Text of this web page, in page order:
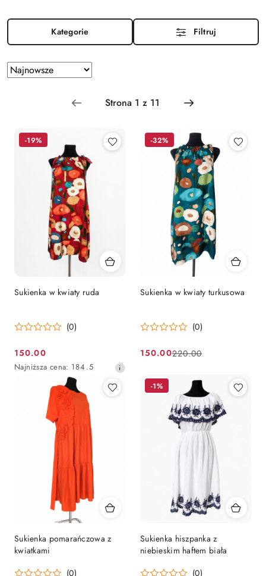
Kategorie Filtruj
Zastosowano
sortowanie:
Sortuj
według
Sukienka w kwiaty ruda
(0)
Cena
promocyjna:
150.00
Najniższa
Najniższa cena: 184.5
-19%
Sukienka w kwiaty turkusowa
(0)
Cena
150.00
Cena
promocją:
220.00
-32%
Sukienka pomarańczowa z
kwiatkami
(0)
Sukienka hiszpanka z
niebieskim haftem biała
(0)
-1%